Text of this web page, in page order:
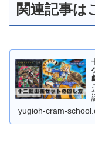
関連記事は
yugioh-cram-